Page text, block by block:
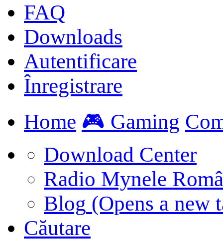
FAQ
Downloads
Autentificare
Înregistrare
Home 🎮 Gaming
Download Center
Radio Mynele
Blog (Opens a new
Căutare